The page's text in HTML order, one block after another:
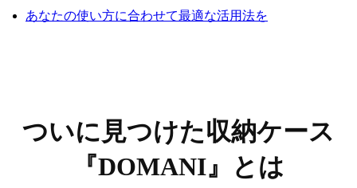
あなたの使い方に合わせて最適な活用法を
ついに見つけた収納ケース
『DOMANI』とは